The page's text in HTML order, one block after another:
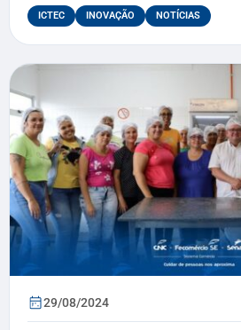
ICTEC INOVAÇÃO NOTÍCIAS
29/08/2024